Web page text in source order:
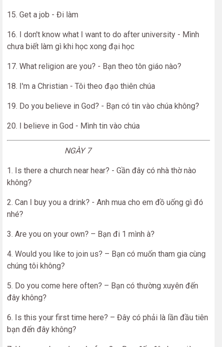
15. Get a job - Đi làm
16. I don't know what I want to do after university - Mình
chưa biết làm gì khi học xong đại học
17. What religion are you? - Bạn theo tôn giáo nào?
18. I'm a Christian - Tôi theo đạo thiên chúa
19. Do you believe in God? - Bạn có tin vào chúa không?
20. I believe in God - Mình tin vào chúa
NGÀY 7
1. Is there a church near hear? - Gần đây có nhà thờ nào
không?
2. Can I buy you a drink? - Anh mua cho em đồ uống gì đó
nhé?
3. Are you on your own? – Bạn đi 1 mình à?
4. Would you like to join us? – Bạn có muốn tham gia cùng
chúng tôi không?
5. Do you come here often? – Bạn có thường xuyên đến
đây không?
6. Is this your first time here? – Đây có phải là lần đầu tiên
bạn đến đây không?